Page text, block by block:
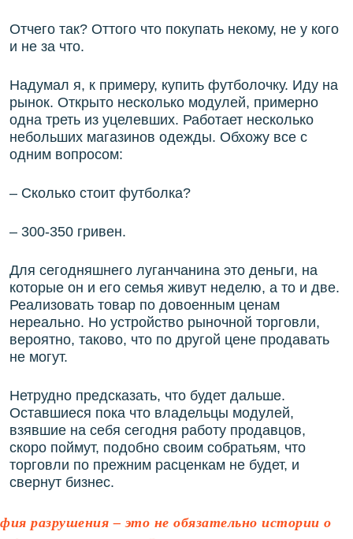
Отчего так? Оттого что покупать некому, не у кого
и не за что.
Надумал я, к примеру, купить футболочку. Иду на
рынок. Открыто несколько модулей, примерно
одна треть из уцелевших. Работает несколько
небольших магазинов одежды. Обхожу все с
одним вопросом:
– Сколько стоит футболка?
– 300-350 гривен.
Для сегодняшнего луганчанина это деньги, на
которые он и его семья живут неделю, а то и две.
Реализовать товар по довоенным ценам
нереально. Но устройство рыночной торговли,
вероятно, таково, что по другой цене продавать
не могут.
Нетрудно предсказать, что будет дальше.
Оставшиеся пока что владельцы модулей,
взявшие на себя сегодня работу продавцов,
скоро поймут, подобно своим собратьям, что
торговли по прежним расценкам не будет, и
свернут бизнес.
разрушения – это не обязательно истории о